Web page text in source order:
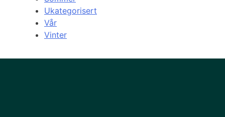
Ukategorisert
Vår
Vinter